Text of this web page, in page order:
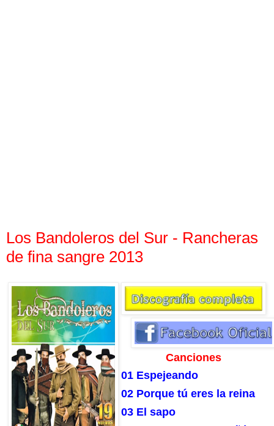
Los Bandoleros del Sur - Rancheras
de fina sangre 2013
Canciones
01 Espejeando
02 Porque tú eres la reina
03 El sapo